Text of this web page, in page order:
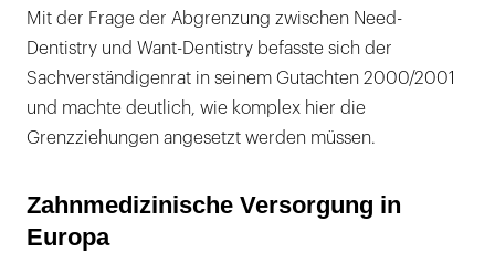
Mit der Frage der Abgrenzung zwischen Need-
Dentistry und Want-Dentistry befasste sich der
Sachverständigenrat in seinem Gutachten 2000/2001
und machte deutlich, wie komplex hier die
Grenzziehungen angesetzt werden müssen.
Zahnmedizinische Versorgung in
Europa